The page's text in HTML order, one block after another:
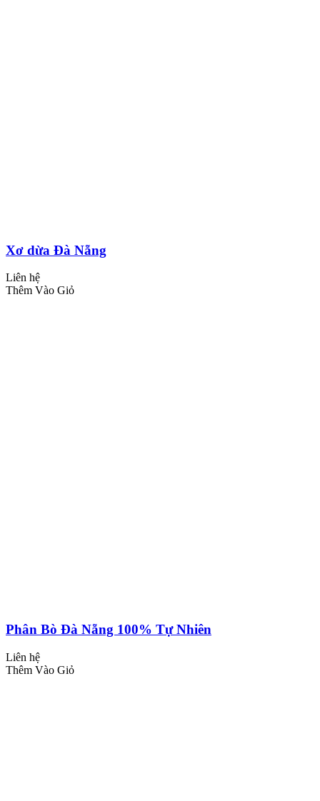
Xơ dừa Đà Nẵng
Liên hệ
Thêm Vào Giỏ
Phân Bò Đà Nẵng 100% Tự Nhiên
Liên hệ
Thêm Vào Giỏ